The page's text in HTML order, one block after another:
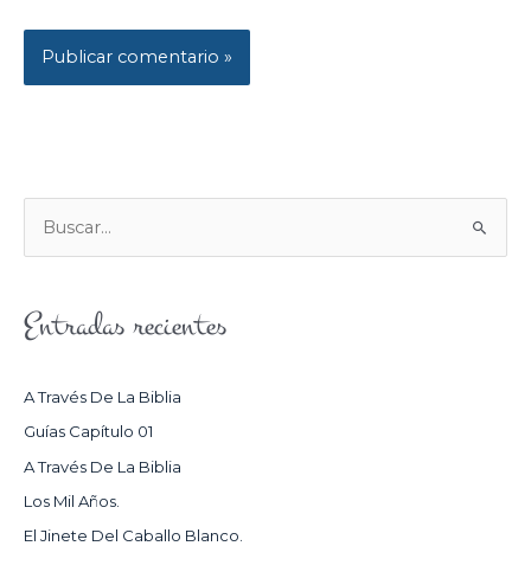
U
C
R
:
Entradas recientes
A Través De La Biblia
Guías Capítulo 01
A Través De La Biblia
Los Mil Años.
El Jinete Del Caballo Blanco.